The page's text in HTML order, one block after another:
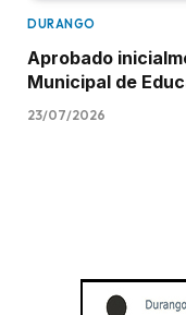
DURANGO
Aprobado
Municipal de
23/07/2026